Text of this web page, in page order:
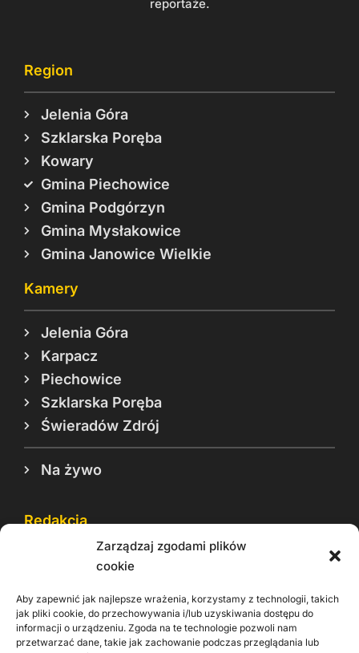
Zarządzaj zgodami plików
cookie
Aby zapewnić jak najlepsze wrażenia, korzystamy z technologii, takich
jak pliki cookie, do przechowywania i/lub uzyskiwania dostępu do
informacji o urządzeniu. Zgoda na te technologie pozwoli nam
przetwarzać dane, takie jak zachowanie podczas przeglądania lub
reportaże.
Region
Jelenia Góra
Szklarska Poręba
Kowary
Gmina Piechowice
Gmina Podgórzyn
Gmina Mysłakowice
Gmina Janowice Wielkie
Kamery
Jelenia Góra
Karpacz
Piechowice
Szklarska Poręba
Świeradów Zdrój
Na żywo
Redakcja
Reklama
Rodo
Kontakt